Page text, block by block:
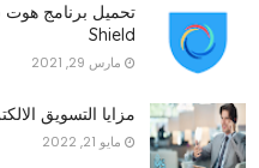
Shield
مارس 29, 2021
مزايا التسويق
مايو 21, 2022